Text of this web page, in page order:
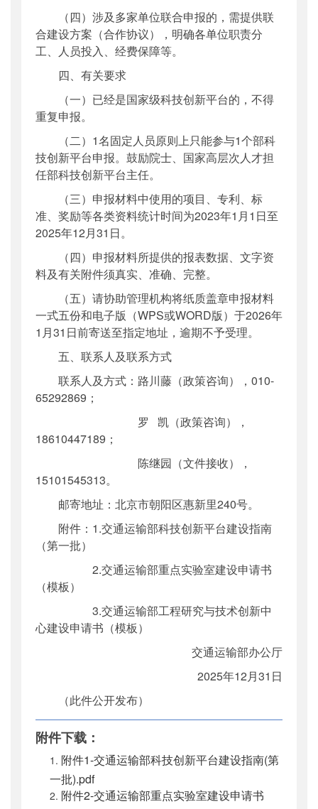
（四）涉及多家单位联合申报的，需提供联
合建设方案（合作协议），明确各单位职责分
工、人员投入、经费保障等。
四、有关要求
（一）已经是国家级科技创新平台的，不得
重复申报。
（二）1名固定人员原则上只能参与1个部科
技创新平台申报。鼓励院士、国家高层次人才担
任部科技创新平台主任。
（三）申报材料中使用的项目、专利、标
准、奖励等各类资料统计时间为2023年1月1日至
2025年12月31日。
（四）申报材料所提供的报表数据、文字资
料及有关附件须真实、准确、完整。
（五）请协助管理机构将纸质盖章申报材料
一式五份和电子版（WPS或WORD版）于2026年
1月31日前寄送至指定地址，逾期不予受理。
五、联系人及联系方式
联系人及方式：路川藤（政策咨询），010-
65292869；
罗 凯（政策咨询），
18610447189；
陈继园（文件接收），
15101545313。
邮寄地址：北京市朝阳区惠新里240号。
附件：1.交通运输部科技创新平台建设指南
（第一批）
2.交通运输部重点实验室建设申请书
（模板）
3.交通运输部工程研究与技术创新中
心建设申请书（模板）
交通运输部办公厅
2025年12月31日
（此件公开发布）
附件下载：
附件1-交通运输部科技创新平台建设指南(第
一批).pdf
附件2-交通运输部重点实验室建设申请书